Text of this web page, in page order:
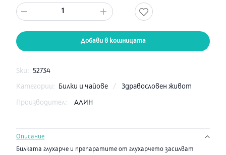
1
Добави в кошницата
Sku: 52734
Категории: Билки и чайове / Здравословен живот
Производител: АЛИН
Описание
Билката глухарче и препаратите от глухарчето засилват